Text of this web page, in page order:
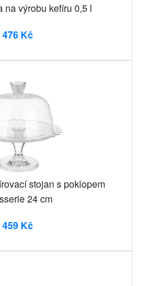
na výrobu kefíru 0,5 l
476 Kč
stojan s poklopem
24 cm
459 Kč